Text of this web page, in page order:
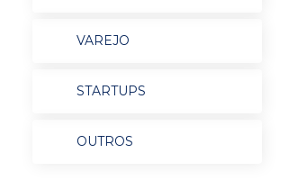
VAREJO
STARTUPS
OUTROS